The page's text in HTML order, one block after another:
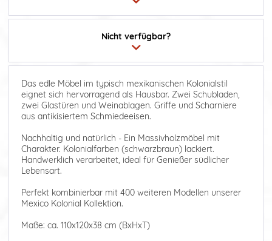
Nicht verfügbar?
Das edle Möbel im typisch mexikanischen Kolonialstil
eignet sich hervorragend als Hausbar. Zwei Schubladen,
zwei Glastüren und Weinablagen. Griffe und Scharniere
aus antikisiertem Schmiedeeisen.
Nachhaltig und natürlich - Ein Massivholzmöbel mit
Charakter. Kolonialfarben (schwarzbraun) lackiert.
Handwerklich verarbeitet, ideal für Genießer südlicher
Lebensart.
Perfekt kombinierbar mit 400 weiteren Modellen unserer
Mexico Kolonial Kollektion.
Maße: ca. 110x120x38 cm (BxHxT)